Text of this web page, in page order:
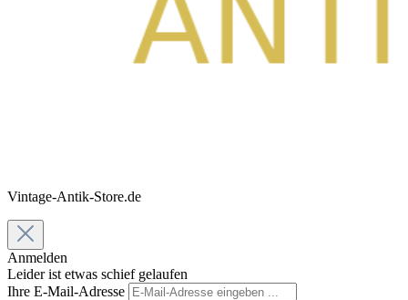
Vintage-Antik-Store.de
Anmelden
Leider ist etwas schief gelaufen
Ihre E-Mail-Adresse